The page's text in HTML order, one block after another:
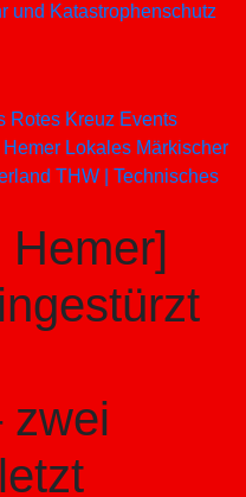
und Katastrophenschutz
Rotes Kreuz Events
Hemer Lokales Märkischer
THW | Technisches
zwei